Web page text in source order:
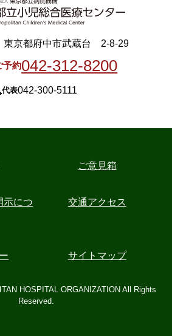
京都府中市武蔵台 2-8-29
予約042-312-8200
代表042-300-5111
ご意見箱
示につ
交通アクセス
サイトマップ
HOSPITAL ORGANIZATION All Rights
Reserved.